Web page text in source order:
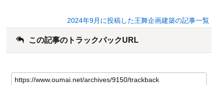
2024年9月に投稿した王舞企画建築の記事一覧
この記事のトラックバックURL